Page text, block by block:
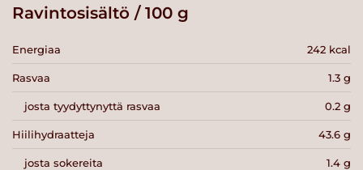
Ravintosisältö / 100 g
Energiaa 242 kcal
Rasvaa 1.3 g
josta tyydyttynyttä rasvaa 0.2 g
Hiilihydraatteja 43.6 g
josta sokereita 1.4 g